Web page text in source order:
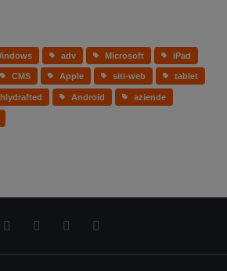
adv Microsoft iPad
CMS Apple siti-web tablet
Android aziende